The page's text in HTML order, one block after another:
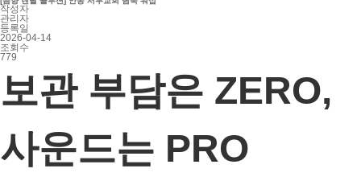
작성자
관리자
등록일
2026-04-14
조회수
779
보관 부담은 ZERO,
사운드는 PRO